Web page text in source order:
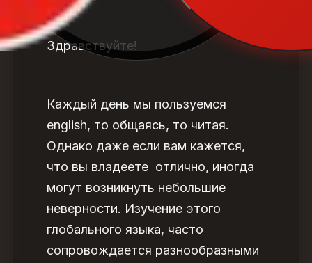
Здравствуйте!
Каждый день мы пользуемся
english, то общаясь, то читая.
Однако даже если вам кажется,
что вы владеете отлично, иногда
могут возникнуть небольшие
неверности. Изучение этого
глобального языка, часто
сопровождается разнообразными